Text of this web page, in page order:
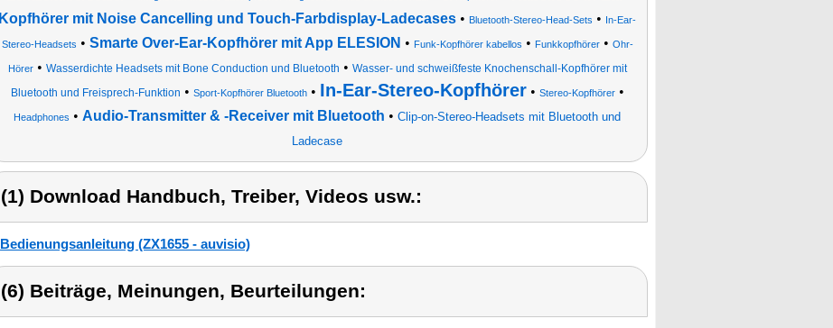
Kopfhörer mit Noise Cancelling und Touch-Farbdisplay-Ladecases • Bluetooth-Stereo-Head-Sets • In-Ear-
Stereo-Headsets • Smarte Over-Ear-Kopfhörer mit App ELESION • Funk-Kopfhörer kabellos • Funkkopfhörer• Ohr-
Hörer• Wasserdichte Headsets mit Bone Conduction und Bluetooth • Wasser- und schweißfeste Knochenschall-Kopfhörer mit
Bluetooth und Freisprech-Funktion • Sport-Kopfhörer Bluetooth• In-Ear-Stereo-Kopfhörer• Stereo-Kopfhörer•
Headphones • Audio-Transmitter & -Receiver mit Bluetooth • Clip-on-Stereo-Headsets mit Bluetooth und
Ladecase
(1) Download Handbuch, Treiber, Videos usw.:
Bedienungsanleitung (ZX1655 - auvisio)
(6) Beiträge, Meinungen, Beurteilungen: